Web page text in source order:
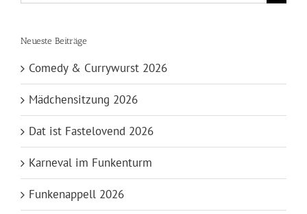
nach:
Neueste Beiträge
Comedy & Currywurst 2026
Mädchensitzung 2026
Dat ist Fastelovend 2026
Karneval im Funkenturm
Funkenappell 2026